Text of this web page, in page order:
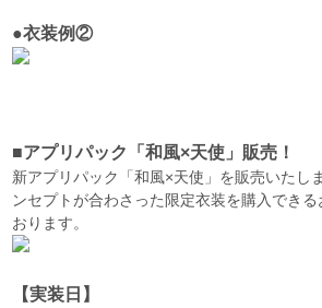
●衣装例②
■アプリパック「和風×天使」販売！
新アプリパック「和風×天使」を販売いたし
ンセプトが合わさった限定衣装を購入でき
おります。
【実装日】